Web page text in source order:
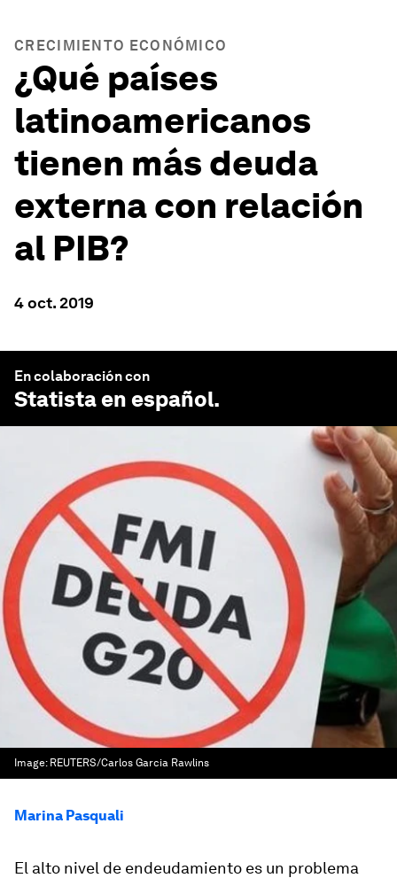
CRECIMIENTO ECONÓMICO
¿Qué países
latinoamericanos
tienen más deuda
externa con relación
al PIB?
4 oct. 2019
En colaboración con
Statista en español.
Image: REUTERS/Carlos Garcia Rawlins
Marina Pasquali
El alto nivel de endeudamiento es un problema